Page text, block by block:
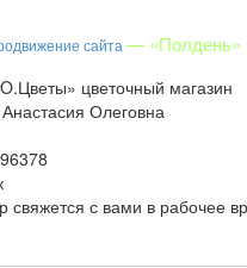
сайта— «Полдень»
цветочный магазин
Олеговна
с вами в рабочее